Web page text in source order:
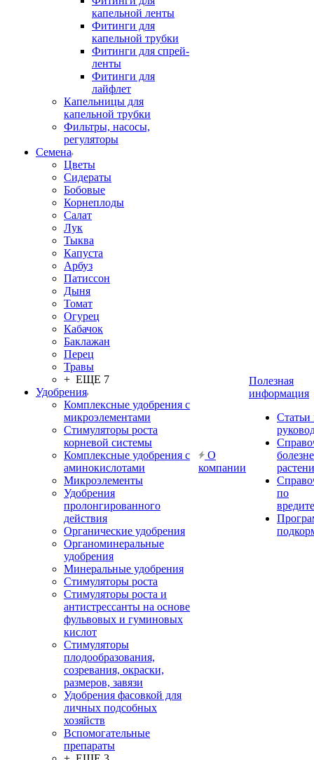
капельной ленты
Фитинги для
капельной трубки
Фитинги для спрей-
ленты
Фитинги для
лайфлет
Капельницы для
капельной трубки
Фильтры, насосы,
регуляторы
Семена
Цветы
Сидераты
Бобовые
Корнеплоды
Салат
Лук
Тыква
Капуста
Арбуз
Патиссон
Дыня
Томат
Огурец
Кабачок
Баклажан
Перец
Травы
+ ЕЩЕ 7
Удобрения
Комплексные удобрения с
микроэлементами
Стимуляторы роста
корневой системы
Комплексные удобрения с
аминокислотами
Микроэлементы
Удобрения
пролонгированного
действия
Органические удобрения
Органоминеральные
удобрения
Минеральные удобрения
Стимуляторы роста
Стимуляторы роста и
антистрессанты на основе
фульвовых и гуминовых
кислот
Стимуляторы
плодообразования,
созревания, окраски,
размеров, завязи
Удобрения фасовкой для
личных подсобных
хозяйств
Вспомогательные
препараты
О
компании
Полезная
информация
Статьи
по